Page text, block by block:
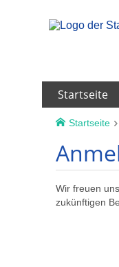
Startseite
Startseite
Wir freuen
zukünftigen